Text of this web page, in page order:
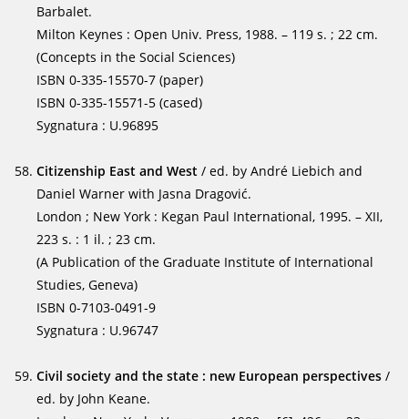
Barbalet.
Milton Keynes : Open Univ. Press, 1988. – 119 s. ; 22 cm.
(Concepts in the Social Sciences)
ISBN 0-335-15570-7 (paper)
ISBN 0-335-15571-5 (cased)
Sygnatura : U.96895
Citizenship East and West / ed. by André Liebich and
Daniel Warner with Jasna Dragović.
London ; New York : Kegan Paul International, 1995. – XII,
223 s. : 1 il. ; 23 cm.
(A Publication of the Graduate Institute of International
Studies, Geneva)
ISBN 0-7103-0491-9
Sygnatura : U.96747
Civil society and the state : new European perspectives /
ed. by John Keane.